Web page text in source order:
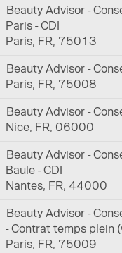
Beauty Advisor -
Paris - CDI
Paris, FR, 75013
Beauty Advisor -
Paris, FR, 75008
Beauty Advisor -
Nice, FR, 06000
Beauty Advisor -
Baule - CDI
Nantes, FR, 44000
Beauty Advisor -
- Contrat temps plein
Paris, FR, 75009